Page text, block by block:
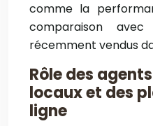
comme la
comparaison
récemment vendus
Rôle des
locaux et des
ligne